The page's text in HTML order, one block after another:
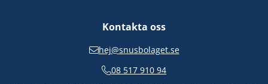
Kontakta oss
hej@snusbolaget.se
08 517 910 94